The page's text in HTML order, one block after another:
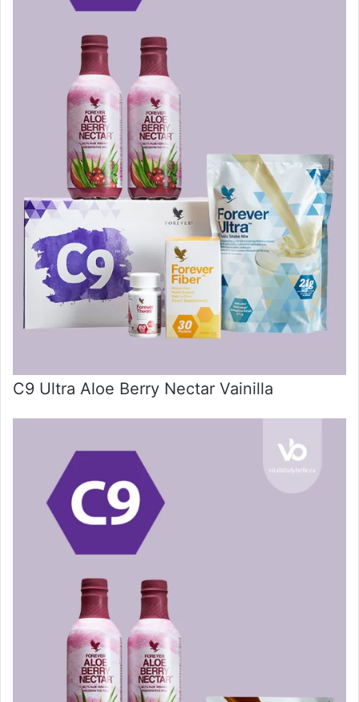
C9 Ultra Aloe Berry Nectar Vainilla